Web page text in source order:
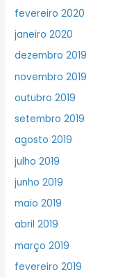
fevereiro 2020
janeiro 2020
dezembro 2019
novembro 2019
outubro 2019
setembro 2019
agosto 2019
julho 2019
junho 2019
maio 2019
abril 2019
março 2019
fevereiro 2019